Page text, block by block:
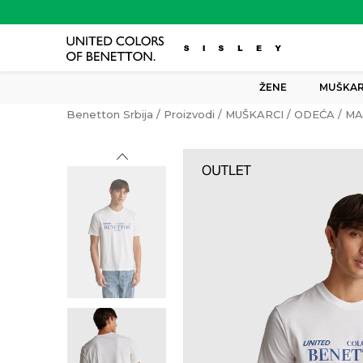
ŽENE
Benetton Srbija Proizvodi MUŠKARCI ODEĆA